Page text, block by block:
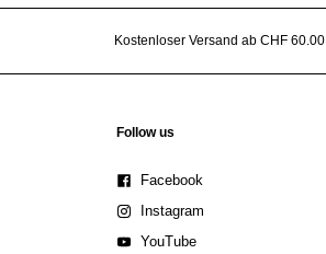
Kostenloser Versand ab CHF 60.00
Follow us
Facebook
Instagram
YouTube